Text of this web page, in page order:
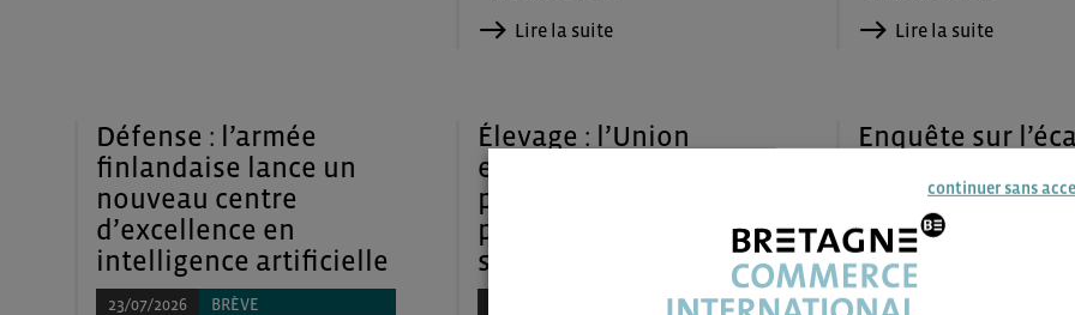
Lire la suite Lire la suite
Défense : l’armée
finlandaise lance un
nouveau centre
d’excellence en
intelligence artificielle
23/07/2026 BRÈVE
Élevage : l’Union
européenne adopte
plusieurs propositions
pour stimuler le
secteur
Enquête sur
alternatives
aux viandes et la
viande
conventionnelle
continuer sans